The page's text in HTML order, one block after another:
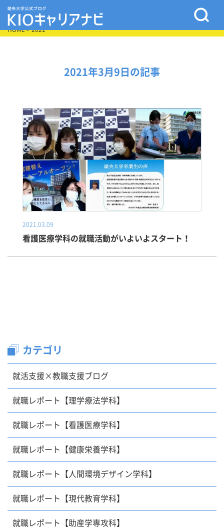
HOME> 2021
2021年3月9日の記事
2021.03.09
看護医療学科の就職活動がいよいよスタート！
カテゴリ
就活支援×教職支援ブログ
就職レポート【理学療法学科】
就職レポート【看護医療学科】
就職レポート【健康栄養学科】
就職レポート【人間環境デザイン学科】
就職レポート【現代教育学科】
就職レポート【助産学専攻科】